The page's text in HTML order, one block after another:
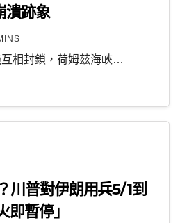
潰跡象
相封鎖，荷姆茲海峽…
川普對伊朗用兵5/1到
即暫停」